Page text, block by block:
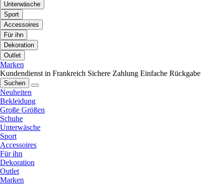
Unterwäsche
Sport
Accessoires
Für ihn
Dekoration
Outlet
Marken
Kundendienst in Frankreich Sichere Zahlung Einfache Rückgabe
Suchen
Neuheiten
Bekleidung
Große Größen
Schuhe
Unterwäsche
Sport
Accessoires
Für ihn
Dekoration
Outlet
Marken